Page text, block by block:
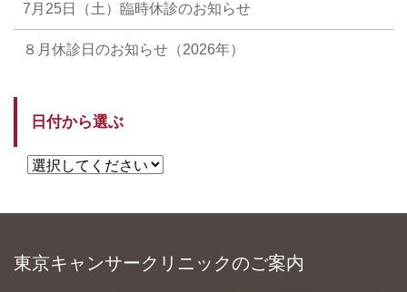
7月25日（土）臨時休診のお知らせ
８月休診日のお知らせ（2026年）
日付から選ぶ
東京キャンサークリニックのご案内